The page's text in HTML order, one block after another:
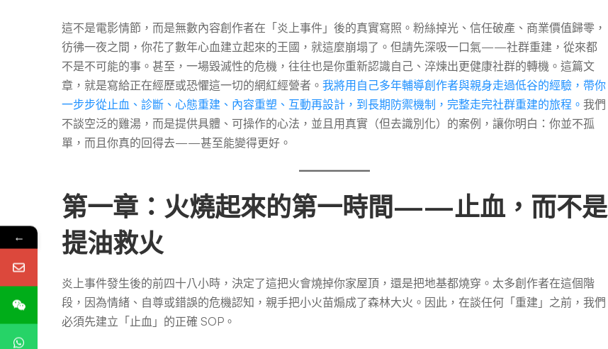
群
重
建
法
這不是電影情節，而是無數內容創作者在「炎上事件」後的真實寫照。粉絲掉光、信任破產、商業價值歸零，
彷彿一夜之間，你花了數年心血建立起來的王國，就這麼崩塌了。但請先深吸一口氣——社群重建，從來都
不是不可能的事。甚至，一場毀滅性的危機，往往也是你重新認識自己、淬煉出更健康社群的轉機。這篇文
章，就是寫給正在經歷或恐懼這一切的網紅經營者。 我將用自己多年輔導創作者與親身走過低谷的經驗，帶你
一步步從止血、診斷、心態重建、內容重塑、互動再設計，到長期防禦機制，完整走完社群重建的旅程。 我們
不談空泛的雞湯，而是提供具體、可操作的心法，並且用真實（但去識別化）的案例，讓你明白：你並不孤
單，而且你真的回得去——甚至能變得更好。
第一章：火燒起來的第一時間——止血，而不是
提油救火
炎上事件發生後的前四十八小時，決定了這把火會燒掉你家屋頂，還是把地基都燒穿。太多創作者在這個階
段，因為情緒、自尊或錯誤的危機認知，親手把小火苗煽成了森林大火。因此，在談任何「重建」之前，我們
必須先建立「止血」的正確 SOP。
←